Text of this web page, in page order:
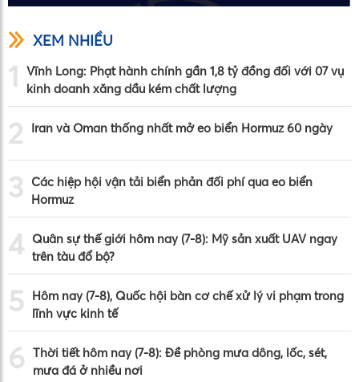
XEM NHIỀU
1
Vĩnh Long: Phạt hành chính gần 1,8 tỷ đồng đối với 07 vụ
kinh doanh xăng dầu kém chất lượng
2 Iran và Oman thống nhất mở eo biển Hormuz 60 ngày
3 Các hiệp hội vận tải biển phản đối phí qua eo biển
Hormuz
4 Quân sự thế giới hôm nay (7-8): Mỹ sản xuất UAV ngay
trên tàu đổ bộ?
5
Hôm nay (7-8), Quốc hội bàn cơ chế xử lý vi phạm trong
lĩnh vực kinh tế
6 Thời tiết hôm nay (7-8): Đề phòng mưa dông, lốc, sét,
mưa đá ở nhiều nơi